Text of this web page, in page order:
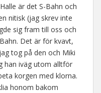
är det S-Bahn och
nitisk (jag skrev inte
sig fram till oss och
Det är för kvavt,
tog på den och Miki
han iväg utom alltför
korgen med klorna.
honom bakom